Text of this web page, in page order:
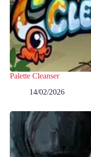
Palette Cleanser
14/02/2026